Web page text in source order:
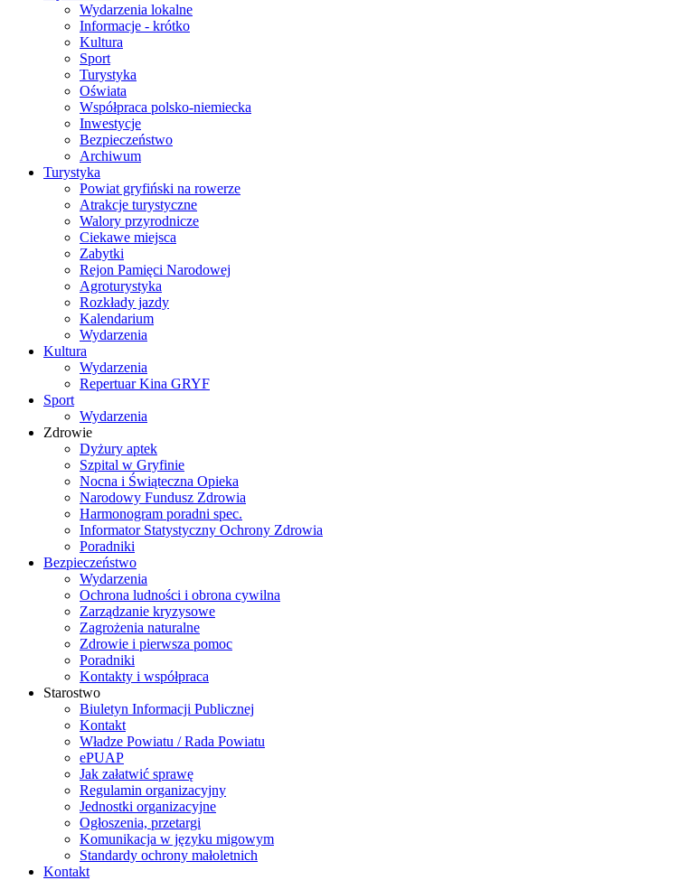
Wydarzenia lokalne
Informacje - krótko
Kultura
Sport
Turystyka
Oświata
Współpraca polsko-niemiecka
Inwestycje
Bezpieczeństwo
Archiwum
Turystyka
Powiat gryfiński na rowerze
Atrakcje turystyczne
Walory przyrodnicze
Ciekawe miejsca
Zabytki
Rejon Pamięci Narodowej
Agroturystyka
Rozkłady jazdy
Kalendarium
Wydarzenia
Kultura
Wydarzenia
Repertuar Kina GRYF
Sport
Wydarzenia
Zdrowie
Dyżury aptek
Szpital w Gryfinie
Nocna i Świąteczna Opieka
Narodowy Fundusz Zdrowia
Harmonogram poradni spec.
Informator Statystyczny Ochrony Zdrowia
Poradniki
Bezpieczeństwo
Wydarzenia
Ochrona ludności i obrona cywilna
Zarządzanie kryzysowe
Zagrożenia naturalne
Zdrowie i pierwsza pomoc
Poradniki
Kontakty i współpraca
Starostwo
Biuletyn Informacji Publicznej
Kontakt
Władze Powiatu / Rada Powiatu
ePUAP
Jak załatwić sprawę
Regulamin organizacyjny
Jednostki organizacyjne
Ogłoszenia, przetargi
Komunikacja w języku migowym
Standardy ochrony małoletnich
Kontakt